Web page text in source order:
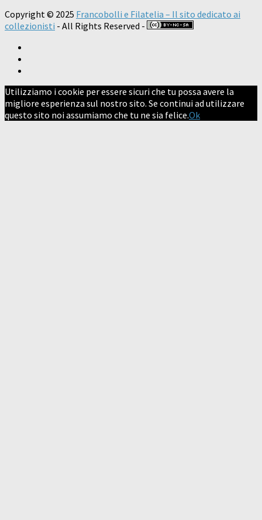
Copyright © 2025 Francobolli e Filatelia – Il sito dedicato ai
collezionisti - All Rights Reserved -
Utilizziamo i cookie per essere sicuri che tu possa avere la
migliore esperienza sul nostro sito. Se continui ad utilizzare
questo sito noi assumiamo che tu ne sia felice.Ok